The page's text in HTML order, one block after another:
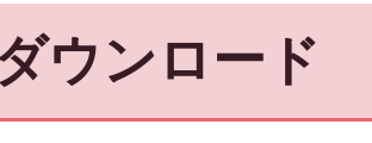
ウンロード